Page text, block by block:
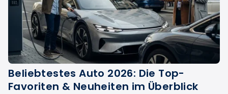
Beliebtestes Auto 2026: Die Top-
Favoriten & Neuheiten im Überblick